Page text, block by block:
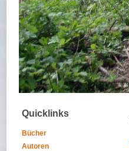
Quicklinks
Bücher
Autoren